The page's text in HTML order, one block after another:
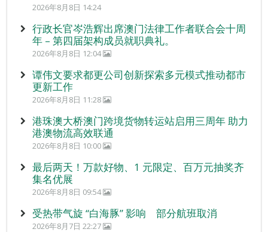
2026年8月8日 14:24
行政长官岑浩辉出席澳门法律工作者联合会十周
年 – 第四届架构成员就职典礼。
2026年8月8日 12:04
谭伟文要求都更公司创新探索多元模式推动都市
更新工作
2026年8月8日 11:28
港珠澳大桥澳门跨境货物转运站启用三周年 助力
港澳物流高效联通
2026年8月8日 10:00
最后两天！万款好物、1 元限定、百万元抽奖齐
集名优展
2026年8月8日 09:54
受热带气旋 “白海豚” 影响 部分航班取消
2026年8月7日 22:27